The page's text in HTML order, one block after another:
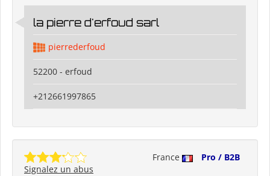
la pierre d'erfoud sarl
pierrederfoud
52200 - erfoud
+212661997865
France
Pro / B2B
Signalez un abus